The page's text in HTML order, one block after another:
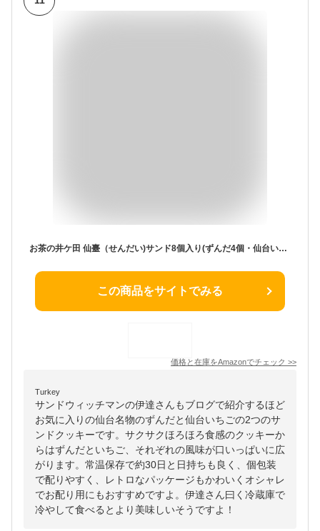
お茶の井ケ田 仙臺（せんだい)サンド8個入り(ずんだ4個・仙台いちご4個） 仙台サンド
この商品をサイトでみる
価格と在庫をAmazonでチェック >>
Turkey
サンドウィッチマンの伊達さんもブログで紹介するほど
お気に入りの仙台名物のずんだと仙台いちごの2つのサ
ンドクッキーです。サクサクほろほろ食感のクッキーか
らはずんだといちご、それぞれの風味が口いっぱいに広
がります。常温保存で約30日と日持ちも良く、個包装
で配りやすく、レトロなパッケージもかわいくオシャレ
でお配り用にもおすすめですよ。伊達さん曰く冷蔵庫で
冷やして食べるとより美味しいそうですよ！